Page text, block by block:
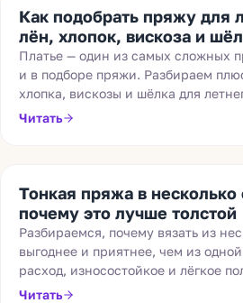
Как подобрать пряжу для
лён, хлопок, вискоза и
Платье — один из самых сложных
и в подборе пряжи. Разбираем
хлопка, вискозы и шёлка для
рассказываем, как обойти
Читать
Тонкая пряжа в
почему это лучше толстой
Разбираемся, почему вязать из
выгоднее и приятнее, чем из
расход, износостойкое и лёгкое
регулировке толщины и создании
Читать